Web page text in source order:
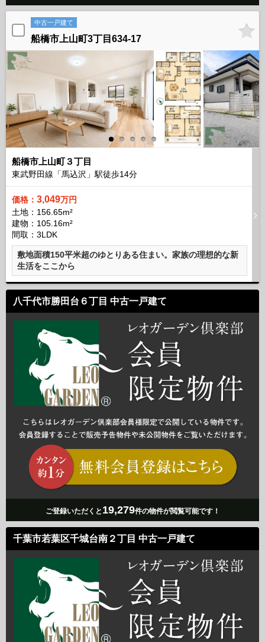
中古一戸建て
船橋市上山町3丁目634‐17
船橋市上山町３丁目
東武野田線「馬込沢」駅徒歩14分
価格： 3,049万円
土地：156.65m²
建物：105.16m²
間取：3LDK
敷地面積150平米超のゆとりある住まい。家族の理想的な新
生活をここから
八千代市勝田台６丁目 中古一戸建て
ご登録いただくと 19,279件の物件が閲覧可能です！
千葉市若葉区千城台南２丁目 中古一戸建て